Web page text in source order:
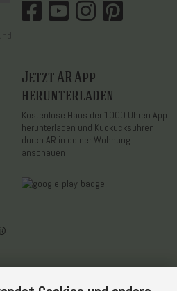
Jetzt AR App
herunterladen
Kostenlose Haus der 1000 Uhren App
herunterladen und Kuckucksuhren
durch AR in deiner Wohnung
anschauen